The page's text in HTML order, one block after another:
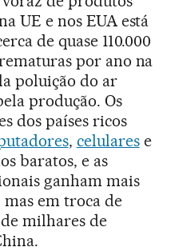
UE e nos EUA está
de quase 110.000
por ano na
poluição do ar
produção. Os
dos países ricos
, celularese
baratos, e as
ganham mais
em troca de
milhares de